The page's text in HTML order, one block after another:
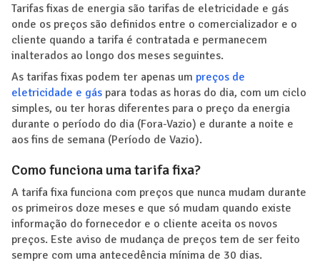
Tarifas fixas de energia são tarifas de eletricidade e gás
onde os preços são definidos entre o comercializador e o
cliente quando a tarifa é contratada e permanecem
inalterados ao longo dos meses seguintes.
As tarifas fixas podem ter apenas um preços de
eletricidade e gás para todas as horas do dia, com um ciclo
simples, ou ter horas diferentes para o preço da energia
durante o período do dia (Fora-Vazio) e durante a noite e
aos fins de semana (Período de Vazio).
Como funciona uma tarifa fixa?
A tarifa fixa funciona com preços que nunca mudam durante
os primeiros doze meses e que só mudam quando existe
informação do fornecedor e o cliente aceita os novos
preços. Este aviso de mudança de preços tem de ser feito
sempre com uma antecedência mínima de 30 dias.